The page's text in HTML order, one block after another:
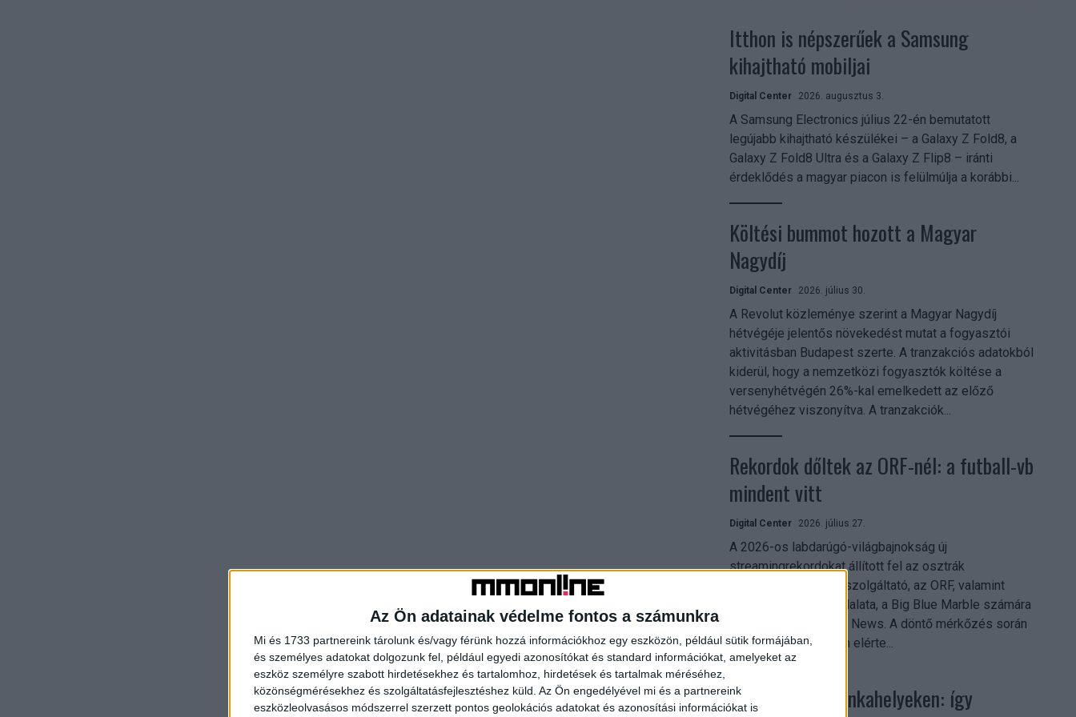
Az Ön adatainak védelme fontos a számunkra
Mi és 1733 partnereink tárolunk és/vagy férünk hozzá információkhoz egy eszközön, például sütik formájában,
és személyes adatokat dolgozunk fel, például egyedi azonosítókat és standard információkat, amelyeket az
eszköz személyre szabott hirdetésekhez és tartalomhoz, hirdetések és tartalmak méréséhez,
közönségmérésekhez és szolgáltatásfejlesztéshez küld. Az Ön engedélyével mi és a partnereink
eszközleolvasásos módszerrel szerzett pontos geolokációs adatokat és azonosítási információkat is
Itthon is népszerűek a Samsung
kihajtható mobiljai
Digital Center 2026. augusztus 3.
A Samsung Electronics július 22-én bemutatott
legújabb kihajtható készülékei – a Galaxy Z Fold8, a
Galaxy Z Fold8 Ultra és a Galaxy Z Flip8 – iránti
érdeklődés a magyar piacon is felülmúlja a korábbi...
Költési bummot hozott a Magyar
Nagydíj
Digital Center 2026. július 30.
A Revolut közleménye szerint a Magyar Nagydíj
hétvégéje jelentős növekedést mutat a fogyasztói
aktivitásban Budapest szerte. A tranzakciós adatokból
kiderül, hogy a nemzetközi fogyasztók költése a
versenyhétvégén 26%-kal emelkedett az előző
hétvégéhez viszonyítva. A tranzakciók...
Rekordok dőltek az ORF-nél: a futball-vb
mindent vitt
Digital Center 2026. július 27.
A 2026-os labdarúgó-világbajnokság új
streamingrekordokat állított fel az osztrák
közszolgálati műsorszolgáltató, az ORF, valamint
technológiai leányvállalata, a Big Blue Marble számára
– írja a Broadband TV News. A döntő mérkőzés során
az átlagos nézőszám elérte...
Shadow AI a munkahelyeken: így